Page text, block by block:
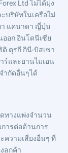
Ltd ไม่ได้มุ่ง
ะบริษัทในเครือไม่
า แคนาดา ญี่ปุ่น
ออก อินโดนีเซีย
ตุรกี กินี-บิสเซา
ร์และยานไมเอน
ำกัดอื่นๆได้
ทางแพ่งจำนวน
การต่อต้านการ
ความเสี่ยงอื่นๆ ที่
ลูกค้า